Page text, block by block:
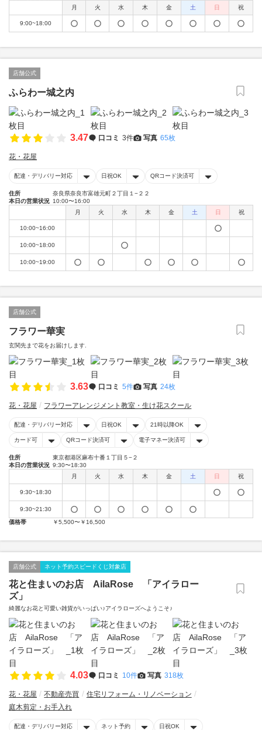
月
火 水 木 金 土 日 祝
9:00~18:00
店舗公式
ふらわー城之内
3.47 口コミ 3件 写真 65枚
花・花屋
配達・デリバリー対応 日祝OK QRコード決済可
住所
奈良県奈良市富雄元町２丁目１−２２
本日の営業状況 10:00〜16:00
月
火 水 木 金 土 日 祝
10:00~16:00
10:00~18:00
10:00~19:00
店舗公式
フラワー華実
玄関先まで花をお届けします.
3.63 口コミ 5件 写真 24枚
花・花屋 フラワーアレンジメント教室・生け花スクール
配達・デリバリー対応 日祝OK 21時以降OK
カード可 QRコード決済可 電子マネー決済可
住所
東京都港区麻布十番１丁目５−２
本日の営業状況 9:30〜18:30
月
火 水 木 金 土 日 祝
9:30~18:30
9:30~21:30
価格帯
￥5,500〜￥16,500
店舗公式 ネット予約スピードくじ対象店
花と住まいのお店 AilaRose 「アイラロー
ズ」
綺麗なお花と可愛い雑貨がいっぱい♪アイラローズへようこそ♪
4.03 口コミ 10件 写真 318枚
花・花屋 不動産売買
住宅リフォーム・リノベーション
庭木剪定・お手入れ
配達・デリバリー対応 ネット予約 日祝OK